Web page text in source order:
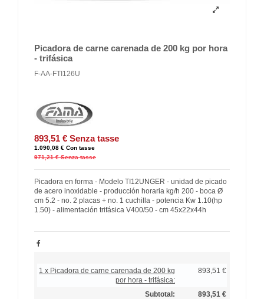
Picadora de carne carenada de 200 kg por hora
- trifásica
F-AA-FTI126U
893,51 € Senza tasse
1.090,08 € Con tasse
971,21 € Senza tasse
Picadora en forma - Modelo TI12UNGER - unidad de picado
de acero inoxidable - producción horaria kg/h 200 - boca Ø
cm 5.2 - no. 2 placas + no. 1 cuchilla - potencia Kw 1.10(hp
1.50) - alimentación trifásica V400/50 - cm 45x22x44h
1 x Picadora de carne carenada de 200 kg
por hora - trifásica:
893,51 €
Subtotal: 893,51 €